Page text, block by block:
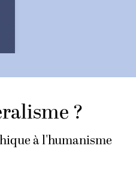
?
à l'humanisme